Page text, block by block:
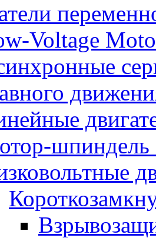
Voltage
шпиндель